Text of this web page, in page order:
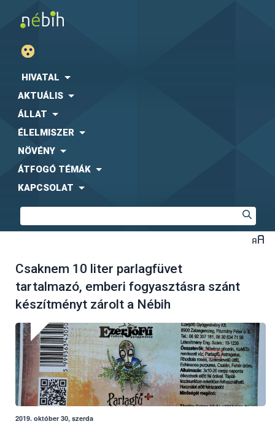
HIVATAL
AKTUÁLIS
ÁLLAT
ÉLELMISZER
NÖVÉNY
ÁTFOGÓ TÉMÁK
KAPCSOLAT
Csaknem 10 liter parlagfüvet
tartalmazó, emberi fogyasztásra szánt
készítményt zárolt a Nébih
2019. október 30, szerda